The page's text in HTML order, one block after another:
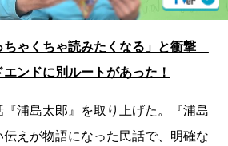
ちゃくちゃ読みたくなる」と衝撃
エンドに別ルートがあった！
浦島太郎』を取り上げた。『浦島
えが物語になった民話で、明確な